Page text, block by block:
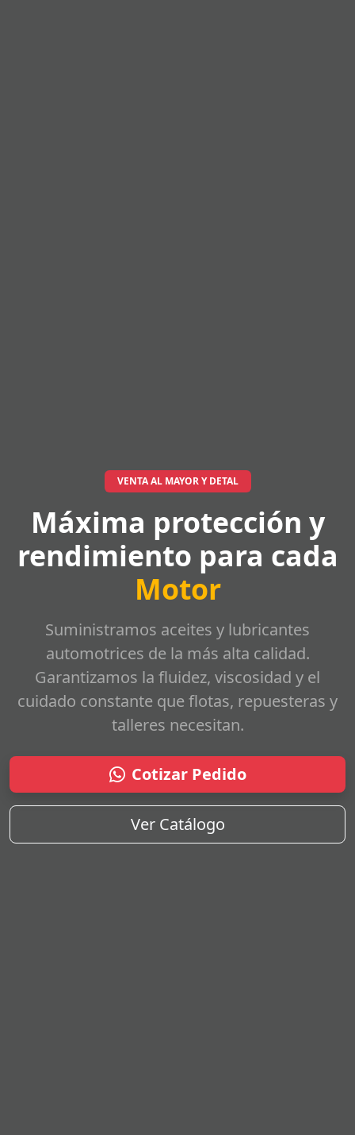
VENTA AL MAYOR Y DETAL
Máxima protección y
rendimiento para cada
Motor
Suministramos aceites y lubricantes
automotrices de la más alta calidad.
Garantizamos la fluidez, viscosidad y el
cuidado constante que flotas, repuesteras y
talleres necesitan.
Cotizar Pedido
Ver Catálogo